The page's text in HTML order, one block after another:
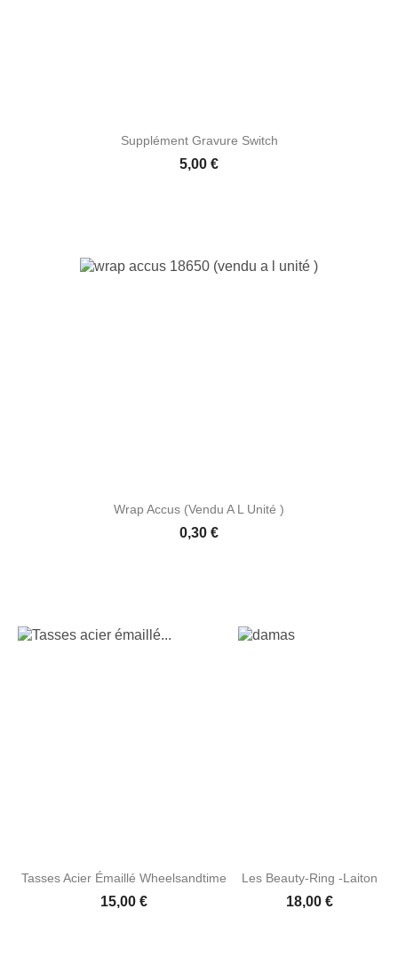
Supplément Gravure Switch
Prix
5,00 €
Wrap Accus (vendu A L Unité )
Prix
0,30 €
Tasses Acier Émaillé Wheelsandtime
Prix
15,00 €
Les Beauty-Ring -laiton
Prix
18,00 €